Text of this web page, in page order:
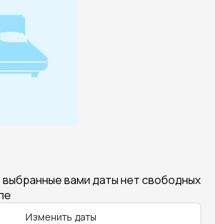
вами даты нет свободных
Изменить даты